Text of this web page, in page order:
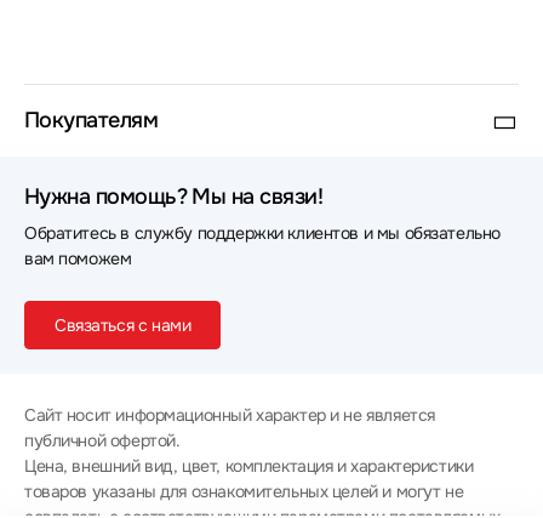
Покупателям
Нужна помощь? Мы на связи!
Обратитесь в службу поддержки клиентов и мы обязательно
вам поможем
Связаться с нами
Сайт носит информационный характер и не является
публичной офертой.
Цена, внешний вид, цвет, комплектация и характеристики
товаров указаны для ознакомительных целей и могут не